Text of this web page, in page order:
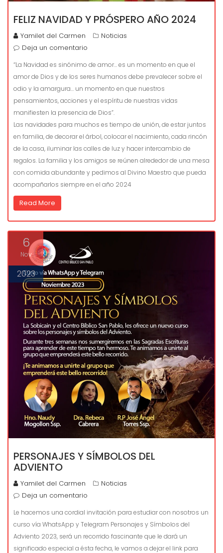
FELIZ NAVIDAD Y PRÓSPERO AÑO 2024
Yamilet del Carmen
Noticias
Deja un comentario
“La Navidad es sinónimo de amor… es un momento en que el
amor de Dios y de los seres humanos debe prevalecer sobre el
odio y la amargura… un momento en que nuestros
pensamientos, acciones y el espíritu de nuestras vidas
manifiesten la presencia de Dios”.
Las navidades para muchos es tiempo de unión, de estar juntos
en familia, de decorar el árbol, colocar el nacimiento, cada rincón
de la casa, iluminar las calles de luz y hacer intercambio de
regalos. La familia y los amigos se reúnen alrededor de una mesa
con comida abundante y pedimos al Divino Maestro que pueda
acompañarlos siempre en el año 2024
Read More
6
Nov
2023
PERSONAJES Y SÍMBOLOS DEL
ADVIENTO
Yamilet del Carmen
Noticias
Deja un comentario
Le hacemos una cordial invitación para estudiar con nosotros un
curso vía WhatsApp y Telegram Personajes y Símbolos del
Adviento 2023, será un recorrido fascinante que le dará un
significado especial a ésta fecha, le vamos a dejar el link para